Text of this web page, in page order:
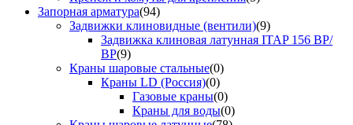
Запорная арматура(94)
Задвижки клиновидные (вентили)(9)
Задвижка клиновая латунная ITAP 156 ВР/
ВР(9)
Краны шаровые стальные(0)
Краны LD (Россия)(0)
Газовые краны(0)
Краны для воды(0)